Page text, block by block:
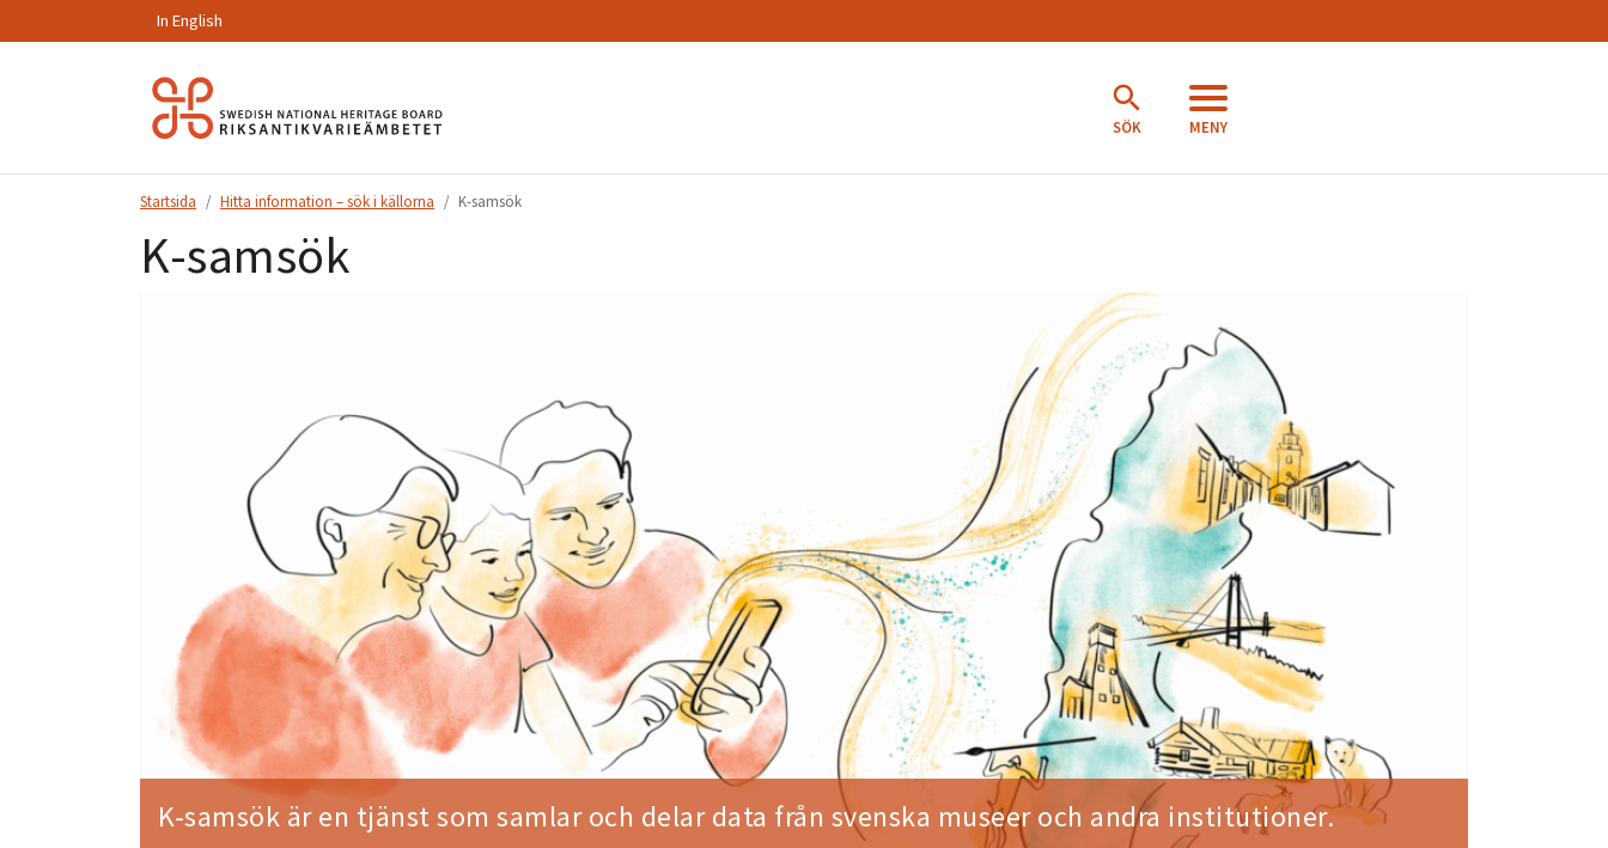
In English
SÖK MENY
Startsida Hitta information – sök i källorna K-samsök
K-samsök
K-samsök är en tjänst som samlar och delar data från svenska museer och andra institutioner.